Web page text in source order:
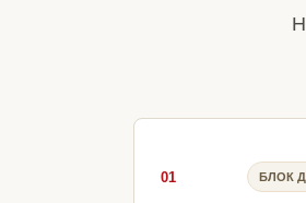
01 БЛОК